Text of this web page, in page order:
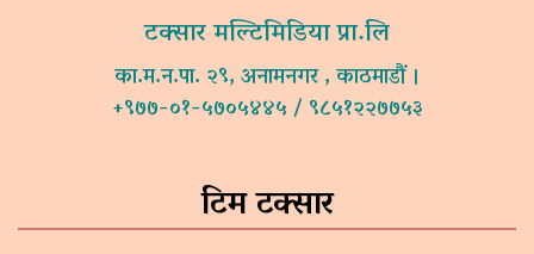
टक्सार मल्टिमिडिया प्रा.लि
का.म.न.पा. २९, अनामनगर , काठमाडौं ।
+९७७-०१-५७०५४४५ / ९८५१२२७७५३
टिम टक्सार